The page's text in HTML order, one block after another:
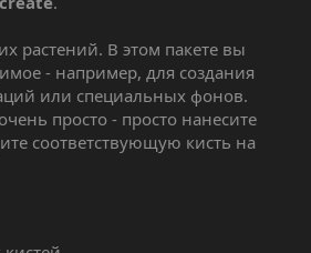
растений. В этом пакете вы
- например, для создания
или специальных фонов.
просто - просто нанесите
соответствующую кисть на